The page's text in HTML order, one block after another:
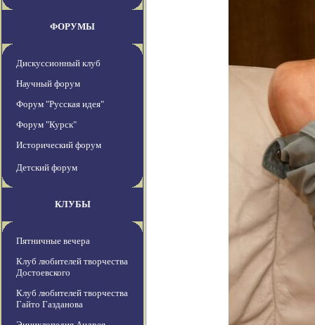
ФОРУМЫ
Дискуссионный клуб
Научный форум
Форум "Русская идея"
Форум "Курск"
Исторический форум
Детский форум
КЛУБЫ
Пятничные вечера
Клуб любителей творчества
Достоевского
Клуб любителей творчества
Гайто Газданова